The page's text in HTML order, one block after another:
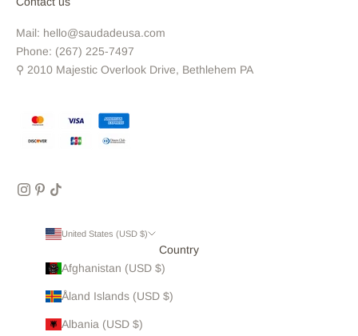
Mail: hello@saudadeusa.com
Phone: (267) 225-7497
⚲ 2010 Majestic Overlook Drive, Bethlehem PA
United States (USD $)
Country
Afghanistan (USD $)
Åland Islands (USD $)
Albania (USD $)